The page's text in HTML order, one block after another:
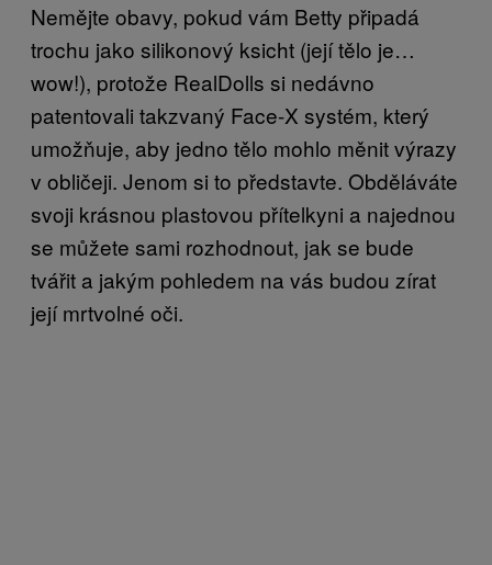
Nemějte obavy, pokud vám Betty připadá
trochu jako silikonový ksicht (její tělo je…
wow!), protože RealDolls si nedávno
patentovali takzvaný Face-X systém, který
umožňuje, aby jedno tělo mohlo měnit výrazy
v obličeji. Jenom si to představte. Obděláváte
svoji krásnou plastovou přítelkyni a najednou
se můžete sami rozhodnout, jak se bude
tvářit a jakým pohledem na vás budou zírat
její mrtvolné oči.